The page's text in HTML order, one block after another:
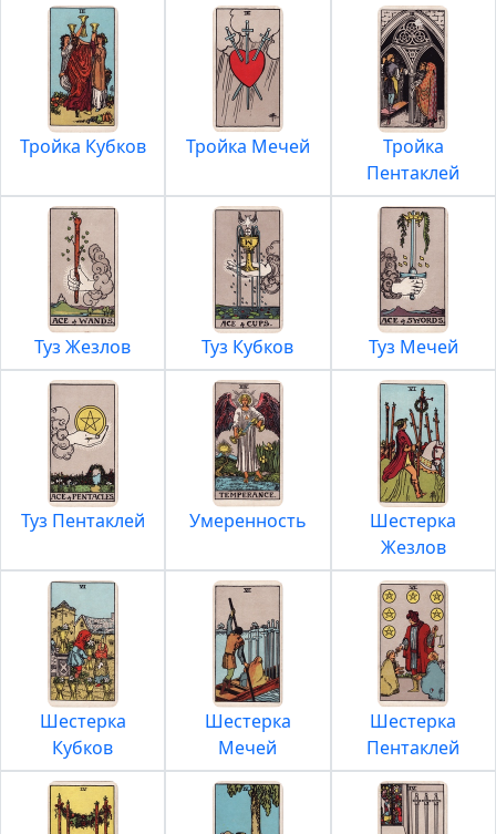
Тройка Кубков Тройка Мечей
Тройка
Пентаклей
Туз Жезлов Туз Кубков Туз Мечей
Туз Пентаклей Умеренность
Шестерка
Жезлов
Шестерка
Кубков
Шестерка
Мечей
Шестерка
Пентаклей